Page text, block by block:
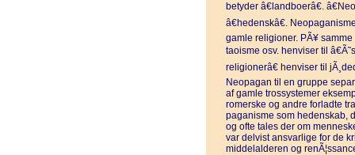
betyder â€landboerâ€.
â€hedenskâ€.
gamle religioner. PÃ¥
taoisme osv. henviser til
religionerâ€ henviser til
Neopagan til en gruppe
af gamle trossystemer
romerske og andre forladte
paganisme som hedenskab,
og ofte tales der om
var delvist ansvarlige for de
middelalderen og